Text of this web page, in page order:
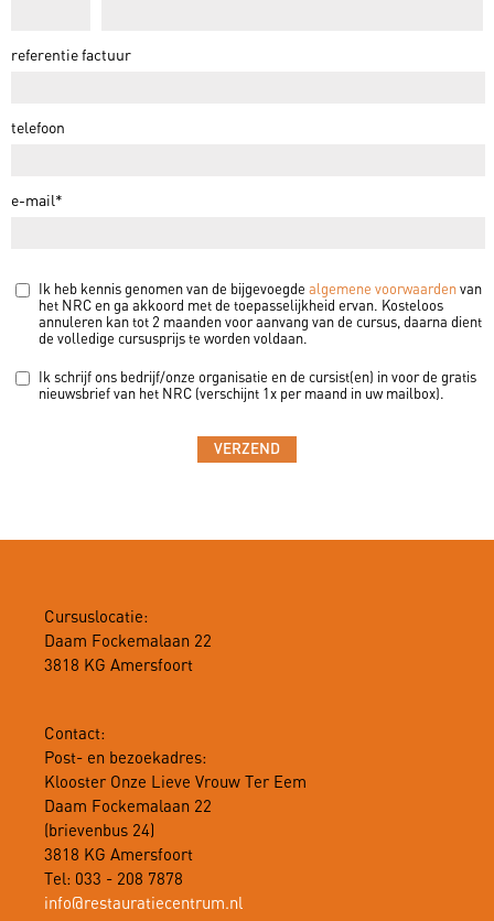
Cursuslocatie:
Daam Fockemalaan 22
3818 KG Amersfoort
Contact:
Post- en bezoekadres:
Klooster Onze Lieve Vrouw Ter Eem
Daam Fockemalaan 22
(brievenbus 24)
3818 KG Amersfoort
Tel: 033 - 208 7878
info@restauratiecentrum.nl
referentie factuur
telefoon
e-mail*
Ik heb kennis genomen van de bijgevoegde algemene voorwaarden van
het NRC en ga akkoord met de toepasselijkheid ervan. Kosteloos
annuleren kan tot 2 maanden voor aanvang van de cursus, daarna dient
de volledige cursusprijs te worden voldaan.
Ik schrijf ons bedrijf/onze organisatie en de cursist(en) in voor de gratis
nieuwsbrief van het NRC (verschijnt 1x per maand in uw mailbox).